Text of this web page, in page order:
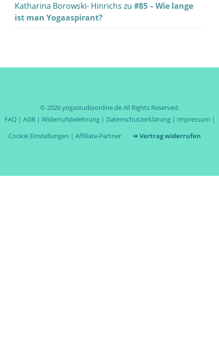
Katharina Borowski- Hinrichs zu #85 – Wie lange
ist man Yogaaspirant?
© 2026yogastudioonline.deAll Rights Reserved.
FAQ| AGB| Widerrufsbelehrung| Datenschutzerklärung| Impressum |
Cookie Einstellungen | Affiliate-Partner ➔ Vertrag widerrufen